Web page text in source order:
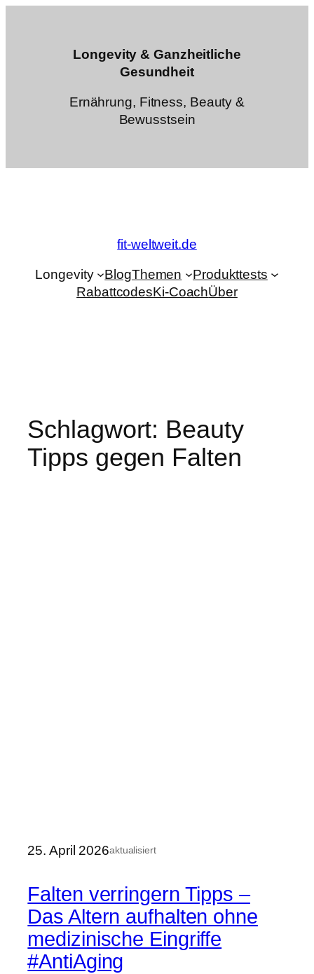
Longevity & Ganzheitliche
Gesundheit
Ernährung, Fitness, Beauty &
Bewusstsein
fit-weltweit.de
Longevity BlogThemen
Produkttests
RabattcodesKi-CoachÜber
Schlagwort: Beauty
Tipps gegen Falten
25. April 2026aktualisiert
Falten verringern Tipps –
Das Altern aufhalten ohne
medizinische Eingriffe
#AntiAging